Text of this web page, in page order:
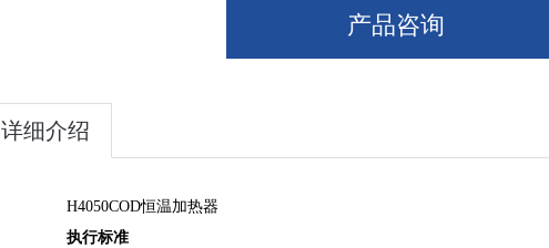
产品咨询
详细介绍
H4050COD恒温加热器
执行标准